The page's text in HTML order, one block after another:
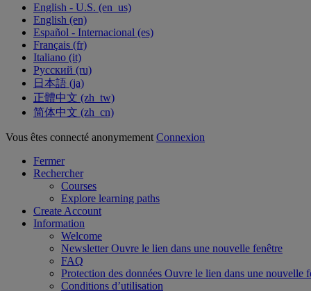
English - U.S. ‎(en_us)‎
English ‎(en)‎
Español - Internacional ‎(es)‎
Français ‎(fr)‎
Italiano ‎(it)‎
Русский ‎(ru)‎
日本語 ‎(ja)‎
正體中文 ‎(zh_tw)‎
简体中文 ‎(zh_cn)‎
Vous êtes connecté anonymement Connexion
Fermer
Rechercher
Courses
Explore learning paths
Create Account
Information
Welcome
NewsletterOuvre le lien dans une nouvelle fenêtre
FAQ
Protection des données Ouvre le lien dans une nouvelle
Conditions d’utilisation